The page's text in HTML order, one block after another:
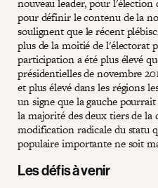
nouveau leader, pour
pour définir le contenu de la
soulignent que le récent
plus de la moitié de l'électorat
participation a été plus élevé
présidentielles de novembre
et plus élevé dans les régions
un signe que la gauche
la majorité des deux tiers de la
modification radicale du statu
populaire importante ne soit
Les défis à venir